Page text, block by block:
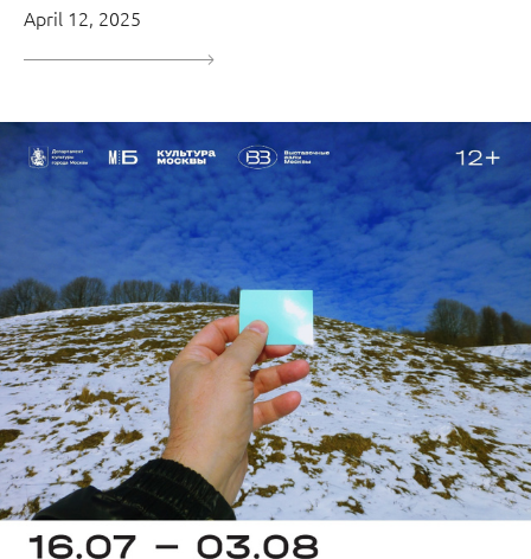
April 12, 2025